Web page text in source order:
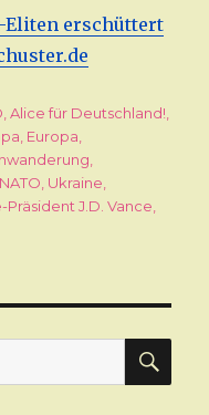
Eliten erschüttert
,Alice für Deutschland!,
, Europa,
,
NATO, Ukraine,
Präsident J.D. Vance,